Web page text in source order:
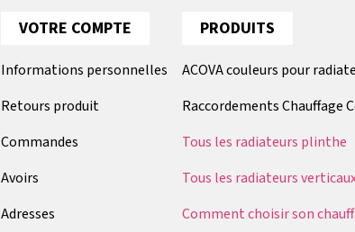
VOTRE COMPTE
Informations personnelles
Retours produit
Commandes
Avoirs
Adresses
PRODUITS
ACOVA couleurs pour
Raccordements Chauffage
Tous les radiateurs plinthe
Tous les radiateurs
Comment choisir son